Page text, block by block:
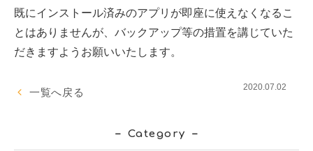
既にインストール済みのアプリが即座に使えなくなるこ
とはありませんが、バックアップ等の措置を講じていた
だきますようお願いいたします。
2020.07.02
一覧へ戻る
Category